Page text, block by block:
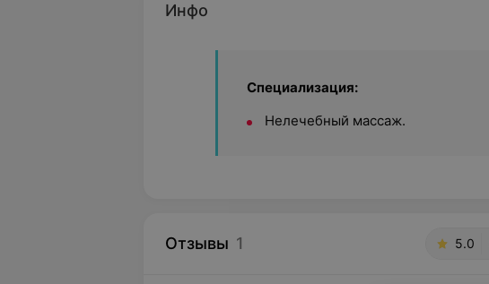
Инфо
Специализация:
Нелечебный массаж.
Отзывы 1 5.0